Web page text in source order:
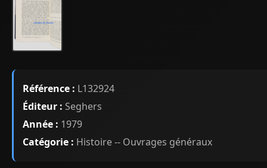
Référence : L132924
Éditeur : Seghers
Année : 1979
Catégorie : Histoire -- Ouvrages généraux